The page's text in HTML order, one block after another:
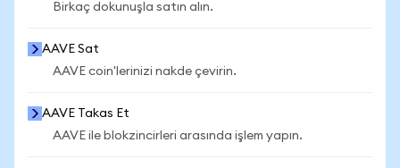
Birkaç dokunuşla satın alın.
AAVE Sat
AAVE coin'lerinizi nakde çevirin.
AAVE Takas Et
AAVE ile blokzincirleri arasında işlem yapın.